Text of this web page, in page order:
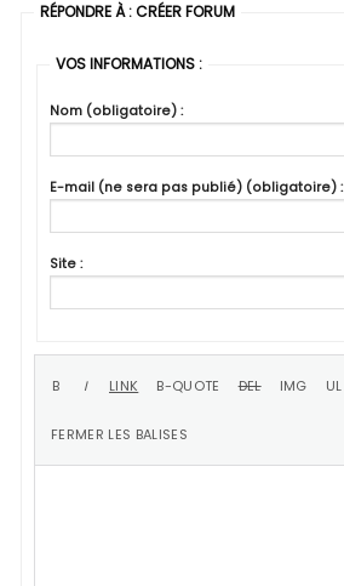
RÉPONDRE À : CRÉER FORUM
VOS INFORMATIONS :
Nom (obligatoire) :
E-mail (ne sera pas publié) (obligatoire) :
Site :